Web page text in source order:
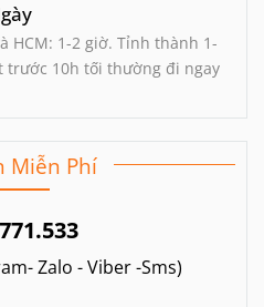
HCM: 1-2 giờ. Tỉnh thành 1-
trước 10h tối thường đi ngay
Miễn Phí
Zalo - Viber -Sms)